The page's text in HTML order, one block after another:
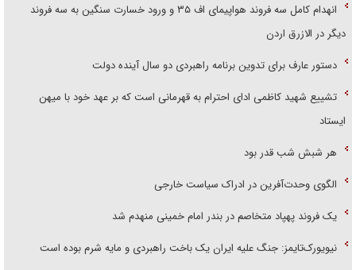
انهدام کامل سه فروند هواپیمای اف ۳۵ و ورود خسارت سنگین به سه فروند
دیگر در الازرق اردن
دستور عارف برای تدوین برنامه راهبردی دو سال آینده دولت
تشییع شهید کاظمی ادای احترام به قهرمانی است که بر عهد خود با میهن
ایستاد
هر شبش شب قدر بود
الگوی وحدت‌آفرین در ادراک سیاست خارجی
یک فروند پهپاد متخاصم در بندر امام خمینی منهدم شد
نیویورک‌تایمز: جنگ علیه ایران یک باخت راهبردی و مایه شرم بوده است